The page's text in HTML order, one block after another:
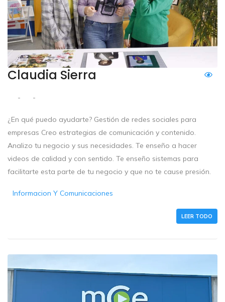
Claudia Sierra
- -
¿En qué puedo ayudarte? Gestión de redes sociales para
empresas Creo estrategias de comunicación y contenido.
Analizo tu negocio y sus necesidades. Te enseño a hacer
videos de calidad y con sentido. Te enseño sistemas para
facilitarte esta parte de tu negocio y que no te cause presión.
Informacion Y Comunicaciones
LEER TODO